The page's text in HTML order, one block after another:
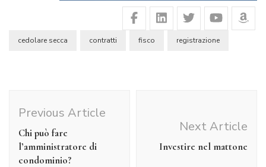
cedolare secca contratti fisco registrazione
Previous Article
Chi può fare
l’amministratore di
condominio?
Next Article
Investire nel mattone